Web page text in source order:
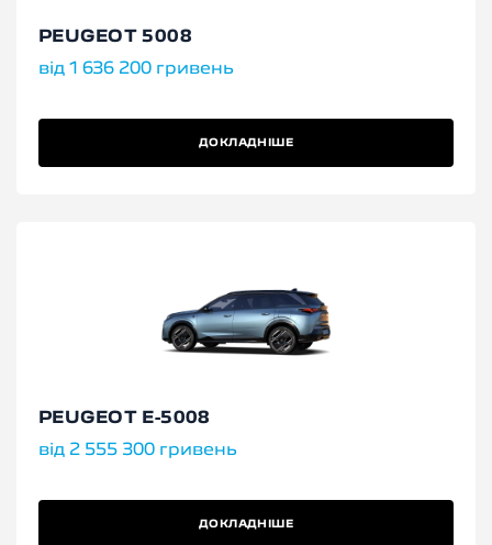
PEUGEOT 5008
від 1 636 200 гривень
ДОКЛАДНІШЕ
PEUGEOT E-5008
від 2 555 300 гривень
ДОКЛАДНІШЕ